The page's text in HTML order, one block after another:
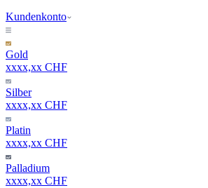
Kundenkonto
Gold
xxxx,xx CHF
Silber
xxxx,xx CHF
Platin
xxxx,xx CHF
Palladium
xxxx,xx CHF